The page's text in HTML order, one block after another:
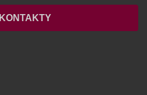
KONTAKTY